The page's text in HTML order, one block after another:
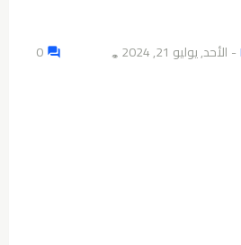
- الأحد, يوليو 21, 2024 👁️
0